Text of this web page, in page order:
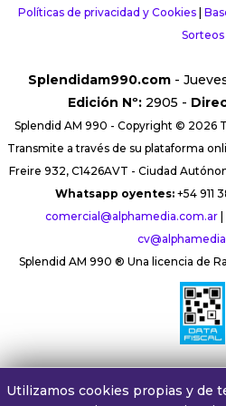
Políticas de privacidad y Cookies|
Sorteos
Splendidam990.com -
Edición Nº: 2905 -
Splendid AM 990 - Copyright © 2026
Transmite a través de su plataforma
Freire 932, C1426AVT - Ciudad
Whatsapp oyentes: +54 911
comercial@alphamedia.com.ar|
Splendid AM 990 ® Una licencia de
Utilizamos cookies propias y de